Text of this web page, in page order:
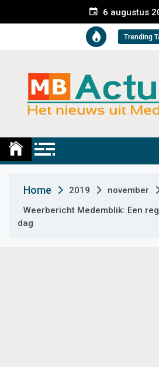
e
t
6 augustus
Trending
Medemblik
Home 2019 november
Weerbericht Medemblik: Een
dag